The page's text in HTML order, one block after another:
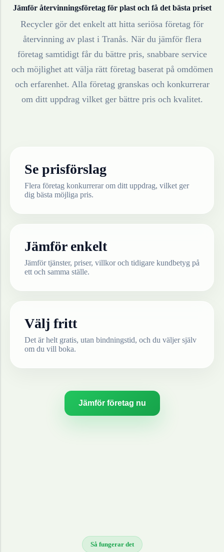
Jämför återvinningsföretag för plastoch få det bästa priset
Recycler gör det enkelt att hitta seriösa företag för
återvinning av plasti Tranås. När du jämför flera
företag samtidigt får du bättre pris, snabbare service
och möjlighet att välja rätt företag baserat på omdömen
och erfarenhet. Alla företag granskas och konkurrerar
om ditt uppdrag vilket ger bättre pris och kvalitet.
Se prisförslag
Flera företag konkurrerar om ditt uppdrag, vilket ger
dig bästa möjliga pris.
Jämför enkelt
Jämför tjänster, priser, villkor och tidigare kundbetyg på
ett och samma ställe.
Välj fritt
Det är helt gratis, utan bindningstid, och du väljer själv
om du vill boka.
Jämför företag nu
Så fungerar det